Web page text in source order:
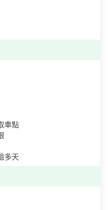
車點
多天